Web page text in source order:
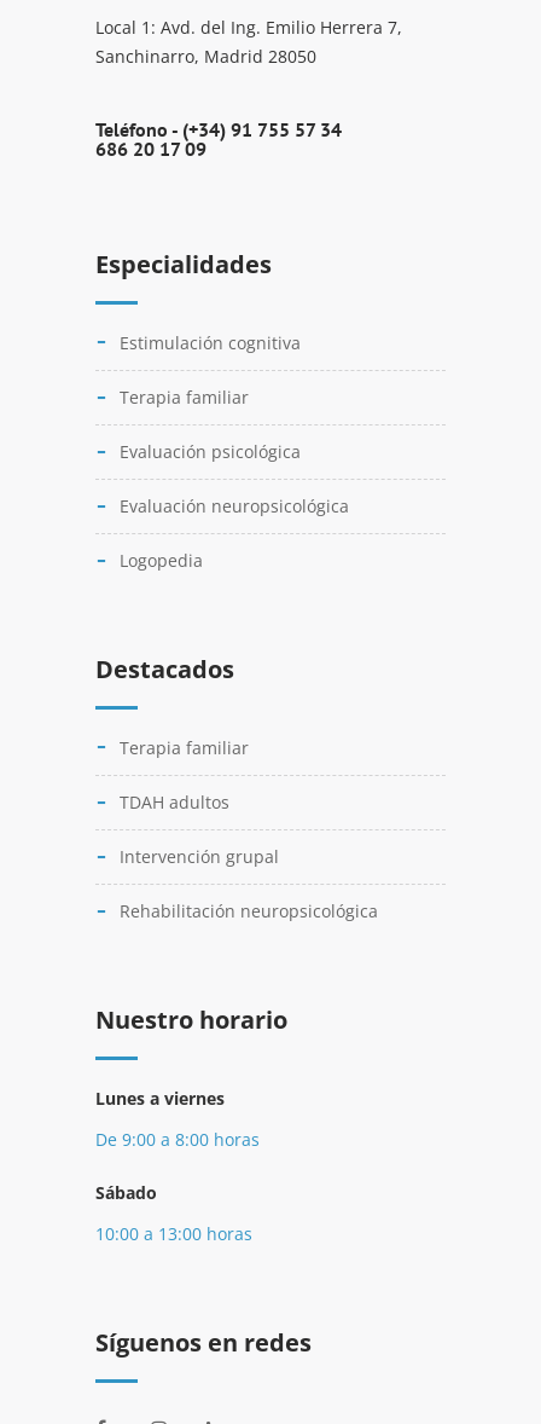
Local 1: Avd. del Ing. Emilio Herrera 7,
Sanchinarro, Madrid 28050
Teléfono - (+34) 91 755 57 34
686 20 17 09
Especialidades
Estimulación cognitiva
Terapia familiar
Evaluación psicológica
Evaluación neuropsicológica
Logopedia
Destacados
Terapia familiar
TDAH adultos
Intervención grupal
Rehabilitación neuropsicológica
Nuestro horario
Lunes a viernes
De 9:00 a 8:00 horas
Sábado
10:00 a 13:00 horas
Síguenos en redes